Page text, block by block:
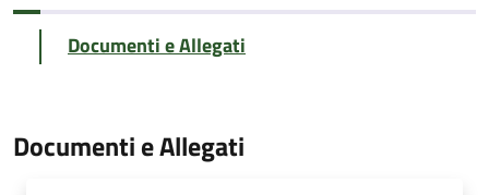
Documenti e Allegati
Documenti e Allegati